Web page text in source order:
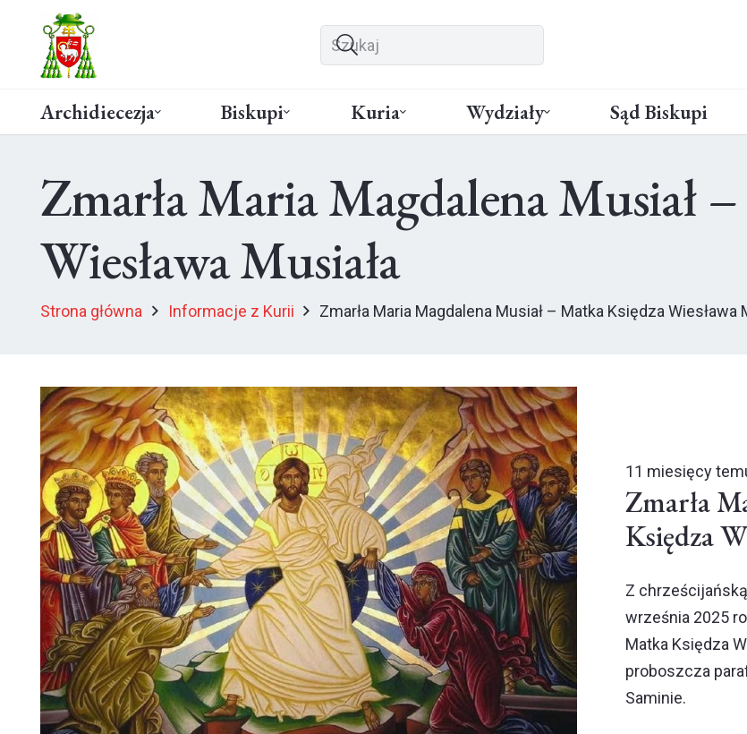
Archidiecezja Biskupi Kuria Wydziały Sąd Biskupi
Zmarła Maria Magdalena Musiał
Wiesława Musiała
Strona główna Informacje z Kurii Zmarła Maria Magdalena Musiał – Matka Księdza Wiesława
11 miesięcy
Zmarła
Księdza
Z
września 2025
Matka Księdza
proboszcza
Saminie.